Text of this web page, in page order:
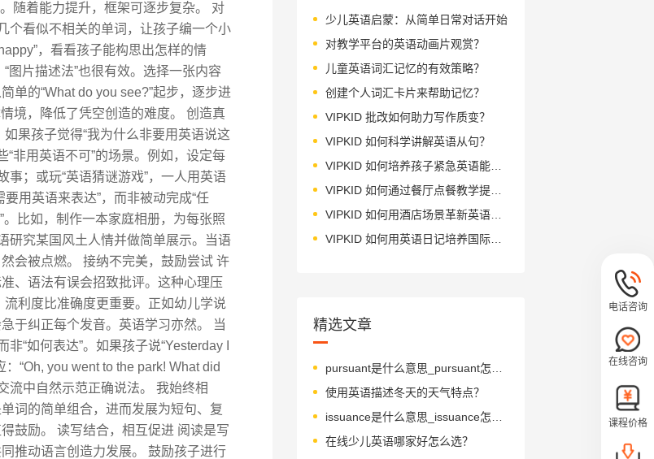
随着能力提升，框架可逐步复杂。 对
个看似不相关的单词，让孩子编一个小
，看看孩子能构思出怎样的情
图片描述法”也很有效。选择一张内容
单的“What do you see?”起步，逐步进
境，降低了凭空创造的难度。 创造真
果孩子觉得“我为什么非要用英语说这
非用英语不可”的场景。例如，设定每
事；或玩“英语猜谜游戏”，一人用英语
用英语来表达”，而非被动完成“任
。比如，制作一本家庭相册，为每张照
研究某国风土人情并做简单展示。当语
会被点燃。 接纳不完美，鼓励尝试 许
、语法有误会招致批评。这种心理压
利度比准确度更重要。正如幼儿学说
于纠正每个发音。英语学习亦然。 当
“如何表达”。如果孩子说“Yesterday I
“Oh, you went to the park! What did
流中自然示范正确说法。 我始终相
词的简单组合，进而发展为短句、复
鼓励。 读写结合，相互促进 阅读是写
推动语言创造力发展。 鼓励孩子进行
少儿英语启蒙：从简单日常对话开始
对教学平台的英语动画片观赏？
儿童英语词汇记忆的有效策略？
创建个人词汇卡片来帮助记忆？
VIPKID 批改如何助力写作质变？
VIPKID 如何科学讲解英语从句？
VIPKID 如何培养孩子紧急英语能力？
VIPKID 如何通过餐厅点餐教学提升少儿英语应用能力？
VIPKID 如何用酒店场景革新英语教学？
VIPKID 如何用英语日记培养国际化人才？
精选文章
使用英语描述冬天的天气特点？
在线少儿英语哪家好怎么选？
电话咨询
在线咨询
课程价格